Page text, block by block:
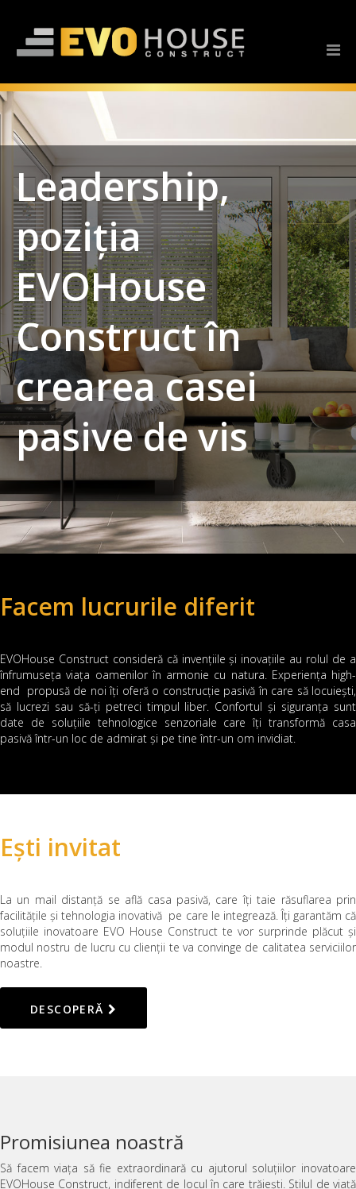
Leadership,
poziția
EVOHouse
Construct în
crearea casei
pasive de vis
Facem lucrurile diferit
EVOHouse Construct consideră că invențiile și inovațiile au rolul de a
înfrumuseța viața oamenilor în armonie cu natura. Experiența high-
end propusă de noi îți oferă o construcție pasivă în care să locuiești,
să lucrezi sau să-ți petreci timpul liber. Confortul și siguranța sunt
date de soluțiile tehnologice senzoriale care îți transformă casa
pasivă într-un loc de admirat și pe tine într-un om invidiat.
Ești invitat
La un mail distanță se află casa pasivă, care îți taie răsuflarea prin
facilitățile și tehnologia inovativă pe care le integrează. Îți garantăm că
soluțiile inovatoare EVO House Construct te vor surprinde plăcut și
modul nostru de lucru cu clienții te va convinge de calitatea serviciilor
noastre.
DESCOPERĂ
Promisiunea noastră
Să facem viața să fie extraordinară cu ajutorul soluțiilor inovatoare
EVOHouse Construct, indiferent de locul în care trăiești. Stilul de viață